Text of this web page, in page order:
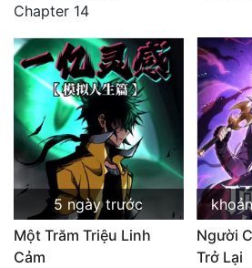
Chapter 14
5 ngày trước
Một Trăm Triệu Linh
Cảm
Người
Trở Lại